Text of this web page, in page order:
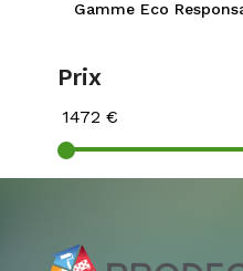
Gamme Eco
Prix
1472 €